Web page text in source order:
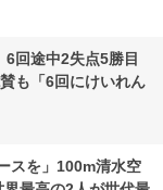
回途中2失点5勝目
も「6回にけいれん
スを」100m清水空